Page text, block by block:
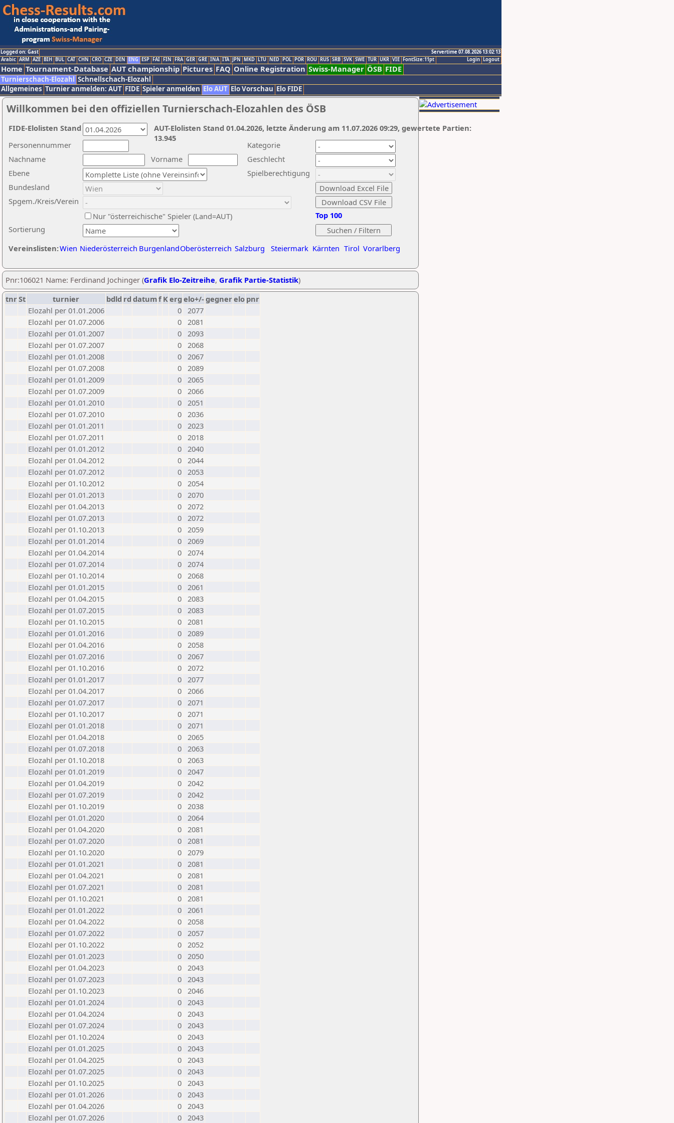
Logged on: Gast
Servertime 07.08.2026 13:02:13
Logout
Login
Arabic ARM AZE BIH BUL CAT CHN CRO CZE DEN ENG ESP FAI FIN FRA GER GRE INA ITA JPN MKD LTU NED POL POR ROU RUS SRB SVK SWE TUR UKR VIE FontSize:11pt
Home Tournament-Database AUT championship Pictures FAQ Online Registration Swiss-Manager ÖSB FIDE
Turnierschach-Elozahl Schnellschach-Elozahl
Allgemeines Turnier anmelden: AUT FIDE Spieler anmelden Elo AUT Elo Vorschau Elo FIDE
Willkommen bei den offiziellen Turnierschach-Elozahlen des ÖSB
Nachname
Vorname
Ebene
Kategorie
Sortierung
Personennummer
Bundesland
Spgem./Kreis/Verein
Geschlecht
Nur "österreichische" Spieler (Land=AUT)
Spielberechtigung
Vereinslisten:Wien Niederösterreich BurgenlandOberösterreich Salzburg Steiermark Kärnten Tirol Vorarlberg
Top 100
AUT-Elolisten Stand 01.04.2026, letzte Änderung am 11.07.2026 09:29, gewertete Partien:
13.945
FIDE-Elolisten Stand
Pnr:106021 Name: Ferdinand Jochinger (Grafik Elo-Zeitreihe, Grafik Partie-Statistik)
tnrSt turnier bdld rd datumf Kerg elo+/-gegnerelo pnr
Elozahl per 01.01.2006
0 2077
Elozahl per 01.07.2006
0 2081
Elozahl per 01.01.2007
0 2093
Elozahl per 01.07.2007
0 2068
Elozahl per 01.01.2008
0 2067
Elozahl per 01.07.2008
0 2089
Elozahl per 01.01.2009
0 2065
Elozahl per 01.07.2009
0 2066
Elozahl per 01.01.2010
0 2051
Elozahl per 01.07.2010
0 2036
Elozahl per 01.01.2011
0 2023
Elozahl per 01.07.2011
0 2018
Elozahl per 01.01.2012
0 2040
Elozahl per 01.04.2012
0 2044
Elozahl per 01.07.2012
0 2053
Elozahl per 01.10.2012
0 2054
Elozahl per 01.01.2013
0 2070
Elozahl per 01.04.2013
0 2072
Elozahl per 01.07.2013
0 2072
Elozahl per 01.10.2013
0 2059
Elozahl per 01.01.2014
0 2069
Elozahl per 01.04.2014
0 2074
Elozahl per 01.07.2014
0 2074
Elozahl per 01.10.2014
0 2068
Elozahl per 01.01.2015
0 2061
Elozahl per 01.04.2015
0 2083
Elozahl per 01.07.2015
0 2083
Elozahl per 01.10.2015
0 2081
Elozahl per 01.01.2016
0 2089
Elozahl per 01.04.2016
0 2058
Elozahl per 01.07.2016
0 2067
Elozahl per 01.10.2016
0 2072
Elozahl per 01.01.2017
0 2077
Elozahl per 01.04.2017
0 2066
Elozahl per 01.07.2017
0 2071
Elozahl per 01.10.2017
0 2071
Elozahl per 01.01.2018
0 2071
Elozahl per 01.04.2018
0 2065
Elozahl per 01.07.2018
0 2063
Elozahl per 01.10.2018
0 2063
Elozahl per 01.01.2019
0 2047
Elozahl per 01.04.2019
0 2042
Elozahl per 01.07.2019
0 2042
Elozahl per 01.10.2019
0 2038
Elozahl per 01.01.2020
0 2064
Elozahl per 01.04.2020
0 2081
Elozahl per 01.07.2020
0 2081
Elozahl per 01.10.2020
0 2079
Elozahl per 01.01.2021
0 2081
Elozahl per 01.04.2021
0 2081
Elozahl per 01.07.2021
0 2081
Elozahl per 01.10.2021
0 2081
Elozahl per 01.01.2022
0 2061
Elozahl per 01.04.2022
0 2058
Elozahl per 01.07.2022
0 2057
Elozahl per 01.10.2022
0 2052
Elozahl per 01.01.2023
0 2050
Elozahl per 01.04.2023
0 2043
Elozahl per 01.07.2023
0 2043
Elozahl per 01.10.2023
0 2046
Elozahl per 01.01.2024
0 2043
Elozahl per 01.04.2024
0 2043
Elozahl per 01.07.2024
0 2043
Elozahl per 01.10.2024
0 2043
Elozahl per 01.01.2025
0 2043
Elozahl per 01.04.2025
0 2043
Elozahl per 01.07.2025
0 2043
Elozahl per 01.10.2025
0 2043
Elozahl per 01.01.2026
0 2043
Elozahl per 01.04.2026
0 2043
Elozahl per 01.07.2026
0 2043